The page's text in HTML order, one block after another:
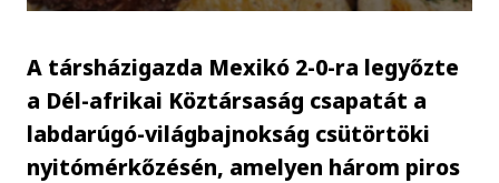
A társházigazda Mexikó 2-0-ra legyőzte
a Dél-afrikai Köztársaság csapatát a
labdarúgó-világbajnokság csütörtöki
nyitómérkőzésén, amelyen három piros